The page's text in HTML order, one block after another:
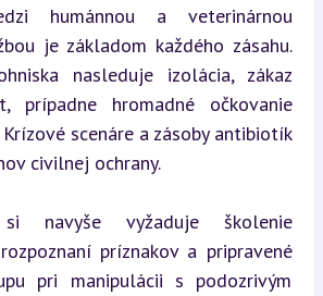
humánnou a veterinárnou
je základom každého zásahu.
nasleduje izolácia, zákaz
prípadne hromadné očkovanie
scenáre a zásoby antibiotík
civilnej ochrany.
si navyše vyžaduje školenie
príznakov a pripravené
pri manipulácii s podozrivým